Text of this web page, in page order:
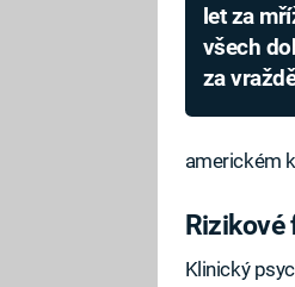
let za
všech
za
americkém
Rizikové
Klinický